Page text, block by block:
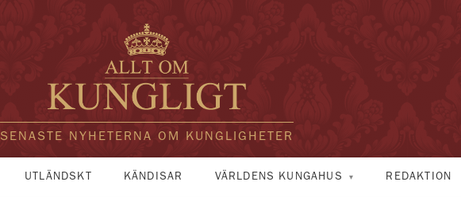
SENASTE NYHETERNA OM KUNGLIGHETER
UTLÄNDSKT KÄNDISAR VÄRLDENS KUNGAHUS REDAKTION